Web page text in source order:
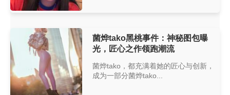
菌烨tako黑桃事件：神秘图包曝
光，匠心之作领跑潮流
菌烨tako，都充满着她的匠心与创新，
成为一部分菌烨tako...